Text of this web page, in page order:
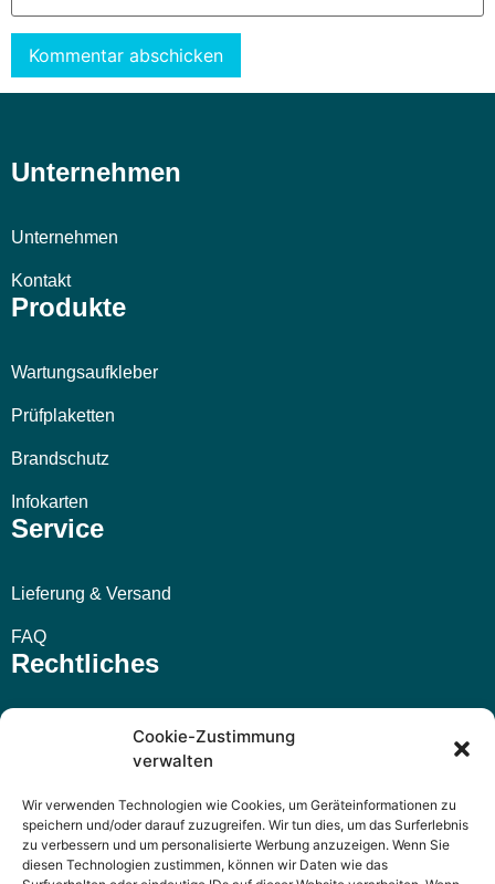
Cookie-Zustimmung
verwalten
Wir verwenden Technologien wie Cookies, um Geräteinformationen zu
speichern und/oder darauf zuzugreifen. Wir tun dies, um das Surferlebnis
zu verbessern und um personalisierte Werbung anzuzeigen. Wenn Sie
diesen Technologien zustimmen, können wir Daten wie das
Unternehmen
Unternehmen
Kontakt
Produkte
Wartungsaufkleber
Prüfplaketten
Brandschutz
Infokarten
Service
Lieferung & Versand
FAQ
Rechtliches
Widerrufsbelehrung
Datenschutzerklärung